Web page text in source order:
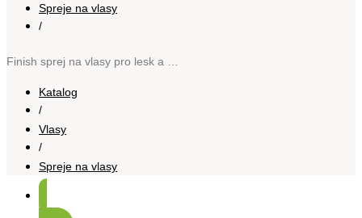
Spreje na vlasy
/
Katalog
/
Vlasy
/
Spreje na vlasy